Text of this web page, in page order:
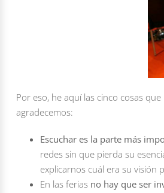
Por eso, he aquí las cinco cosas
agradecemos:
Escuchar es la parte más
redes sin que pierda su
explicarnos cuál era su visión
En las ferias no hay que ser